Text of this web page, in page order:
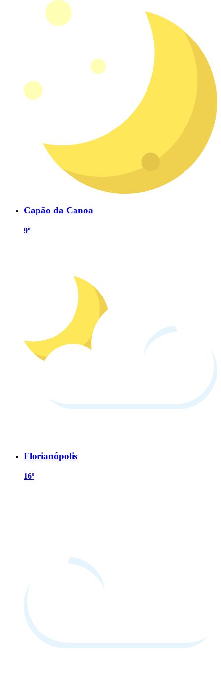
Capão da Canoa
9º
Florianópolis
16º